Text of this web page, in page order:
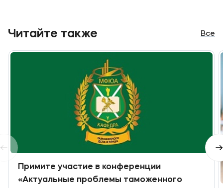
Читайте также Все
Примите участие в конференции
«Актуальные проблемы таможенного